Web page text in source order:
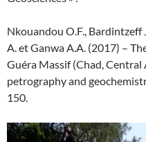
Nkouandou O.F., Bardintzeff
A. et Ganwa A.A. (2017) –
Guéra Massif (Chad, Central
petrography and
150.